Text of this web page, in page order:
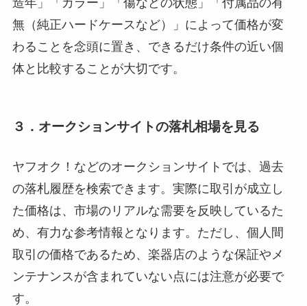
無（純正ハードケースなど）」によって価格が変
わることを念頭に置き、できるだけ条件の近い個
体と比較することが大切です。
３．オークションサイトの落札相場を見る
ヤフオク！などのオークションサイトでは、過去
の落札履歴を検索できます。実際に取引が成立し
た価格は、市場のリアルな需要を反映しているた
め、有力な参考情報となります。ただし、個人間
取引の価格であるため、楽器店のような保証やメ
ンテナンスが含まれていない点には注意が必要で
す。